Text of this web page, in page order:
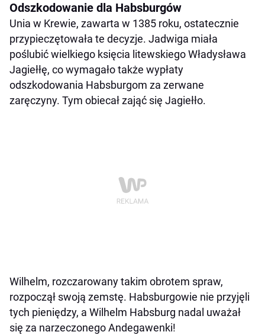
Odszkodowanie dla Habsburgów
Unia w Krewie, zawarta w 1385 roku, ostatecznie
przypieczętowała te decyzje. Jadwiga miała
poślubić wielkiego księcia litewskiego Władysława
Jagiełłę, co wymagało także wypłaty
odszkodowania Habsburgom za zerwane
zaręczyny. Tym obiecał zająć się Jagiełło.
Wilhelm, rozczarowany takim obrotem spraw,
rozpoczął swoją zemstę. Habsburgowie nie przyjęli
tych pieniędzy, a Wilhelm Habsburg nadal uważał
się za narzeczonego Andegawenki!